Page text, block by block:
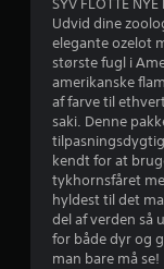
Udvid dine
elegante ozelot
største fugl i
amerikanske
af farve til
saki. Denne
kendt for at
tykhornsfåret
hyldest til det
del af verden så
for både dyr og
man bare må se!